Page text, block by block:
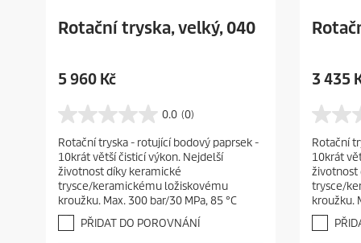
Rotační tryska, velký, 040
C
r
e
n
t
p
r
5 960 Kč
0.0 (0)
0
.
0
z
5
h
v
Rotační tryska - rotující bodový paprsek -
10krát větší čisticí výkon. Nejdelší
životnost díky keramické
trysce/keramickému ložiskovému
kroužku. Max. 300 bar/30 MPa, 85 °C
PŘIDAT DO POROVNÁNÍ
C
r
e
n
t
p
r
3 435
0
.
0
z
5
h
v
Rotační
10krát
životnost
trysce/
kroužku.